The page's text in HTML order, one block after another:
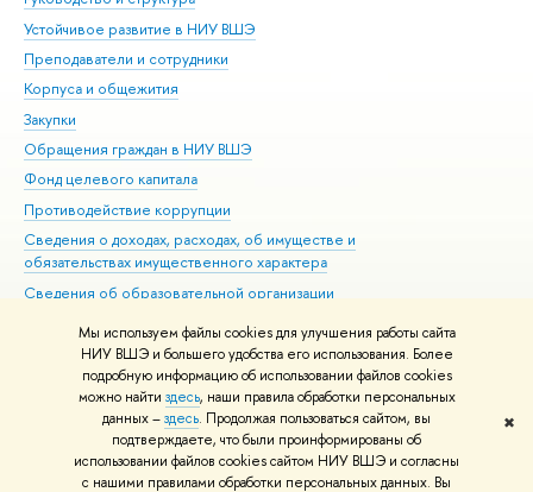
Мы используем файлы cookies для улучшения работы сайта
НИУ ВШЭ и большего удобства его использования. Более
подробную информацию об использовании файлов cookies
можно найти здесь, наши правила обработки персональных
данных –здесь. Продолжая пользоваться сайтом, вы
подтверждаете, что были проинформированы об
использовании файлов cookies сайтом НИУ ВШЭ и согласны
с нашими правилами обработки персональных данных. Вы
✖
Устойчивое развитие в НИУ ВШЭ
Преподаватели и сотрудники
Корпуса и общежития
Закупки
Обращения граждан в НИУ ВШЭ
Фонд целевого капитала
Противодействие коррупции
Сведения о доходах, расходах, об имуществе и
обязательствах имущественного характера
Сведения об образовательной организации
Людям с ограниченными возможностями здоровья
Единая платежная страница
Работа в Вышке
© НИУ ВШЭ 1993–2026 Адреса и контакты Условия использования
материалов Политика конфиденциальности Карта сайта